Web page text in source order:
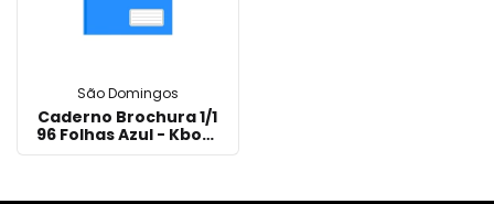
São Domingos
Caderno Brochura 1/1
96 Folhas Azul - Kbom
10414 São Domingos